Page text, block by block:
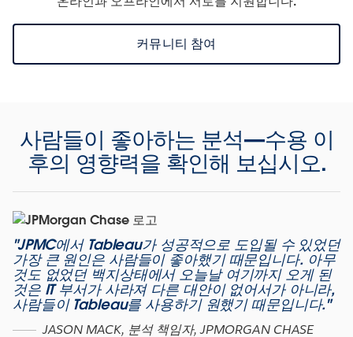
커뮤니티 참여
사람들이 좋아하는 분석—수용 이
후의 영향력을 확인해 보십시오.
"JPMC에서 Tableau가 성공적으로 도입될 수 있었던
가장 큰 원인은 사람들이 좋아했기 때문입니다. 아무
것도 없었던 백지상태에서 오늘날 여기까지 오게 된
것은 IT 부서가 사라져 다른 대안이 없어서가 아니라,
사람들이 Tableau를 사용하기 원했기 때문입니다."
JASON MACK, 분석 책임자, JPMORGAN CHASE